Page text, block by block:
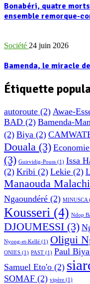
Bonabéri, quatre
ensemble remorque-
Société 24 juin 2026
Bamenda, le miracle
Étiquette
autoroute (2) Awae-
BAD (2) Bamenda-
(2) Biya (2)
Douala (3) Economie
(3) Guirvidig-Pouss (1) Issa
(2) Kribi (2) Lekie (2)
Manaouda
Ngaoundéré (2) MINUSCA
Kousseri (4) Ndop
DJOUMESSI (3)
Nyong-et-Kellé (1) Oligui
ONIES (1) PAST (1) Paul Biya
Samuel Eto'o (2)
SOMAF (2) vipère (1)